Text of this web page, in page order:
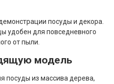
посуды и декора.
удобен для повседневного
от пыли.
модель
посуды из массива дерева,